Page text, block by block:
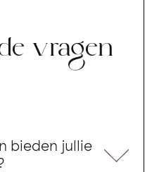
vragen
bieden jullie